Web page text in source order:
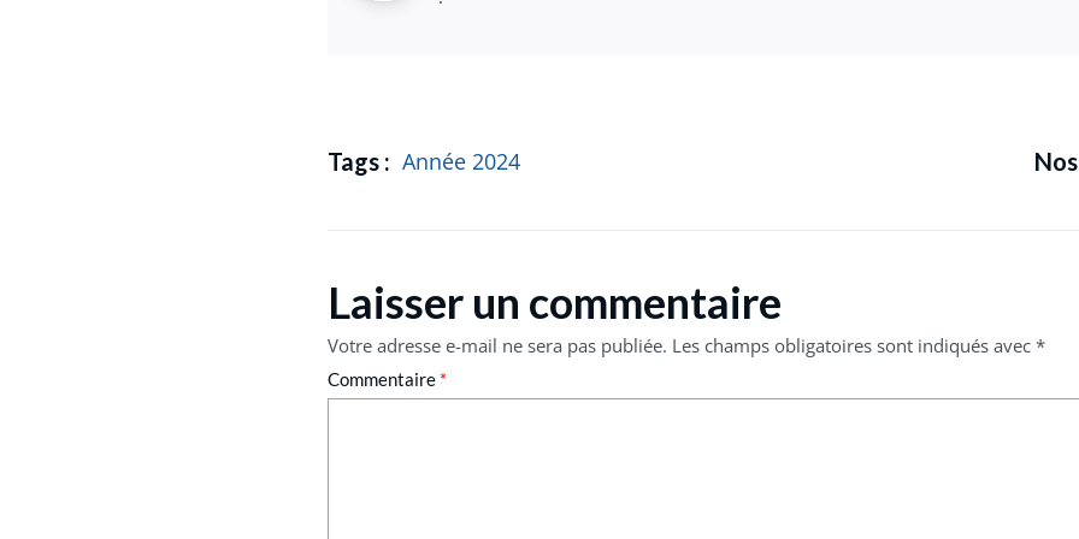
Tags : Année 2024
Laisser un commentaire
Votre adresse e-mail ne sera pas publiée. Les champs obligatoires sont indiqués avec *
Commentaire *